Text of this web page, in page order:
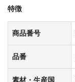
特徴
商品番号
品番
素材・生産国